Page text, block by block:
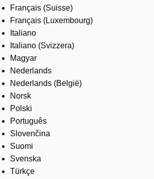
Français (Suisse)
Français (Luxembourg)
Italiano
Italiano (Svizzera)
Magyar
Nederlands
Nederlands (België)
Norsk
Polski
Português
Slovenčina
Suomi
Svenska
Türkçe